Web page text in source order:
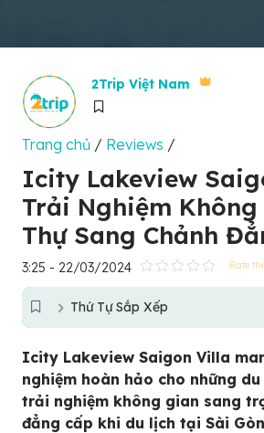
2Trip Việt Nam
Trang chủ / Reviews /
Icity Lakeview
Trải Nghiệm
Thự Sang Chảnh
3:25 - 22/03/2024 Rate
Thứ Tự Sắp Xếp
Icity Lakeview Saigon Villa
nghiệm hoàn hảo cho những
trải nghiệm không gian sang
đẳng cấp khi du lịch tại Sài